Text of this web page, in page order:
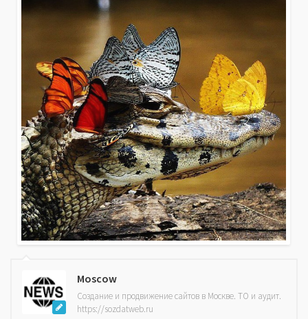
Москва
Товары и услуги Москвы
Moscow
Создание и продвижение сайтов в Москве. ТО и аудит.
https://sozdatweb.ru